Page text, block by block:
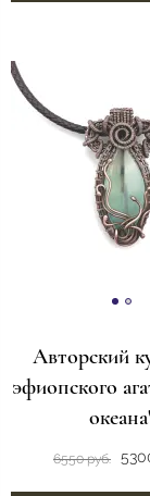
Авторский
эфиопского
6550 руб.